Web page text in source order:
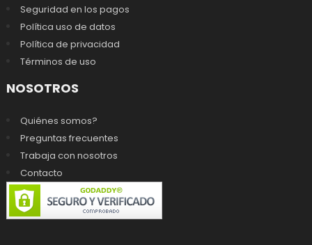
Seguridad en los pagos
Política uso de datos
Política de privacidad
Términos de uso
NOSOTROS
Quiénes somos?
Preguntas frecuentes
Trabaja con nosotros
Contacto